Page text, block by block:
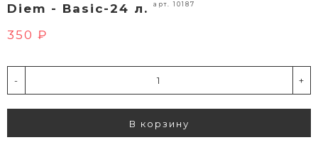
Diem - Basic-24 л.
арт. 10187
350 ₽
- +
В корзину